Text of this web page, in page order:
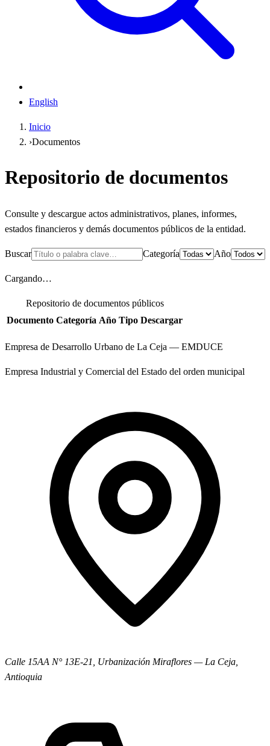
English
Inicio
›Documentos
Repositorio de documentos
Consulte y descargue actos administrativos, planes, informes,
estados financieros y demás documentos públicos de la entidad.
Buscar Categoría Año
Cargando…
Repositorio de documentos públicos
Documento Categoría Año Tipo Descargar
Empresa de Desarrollo Urbano de La Ceja — EMDUCE
Empresa Industrial y Comercial del Estado del orden municipal
Calle 15AA N° 13E-21, Urbanización Miraflores — La Ceja,
Antioquia